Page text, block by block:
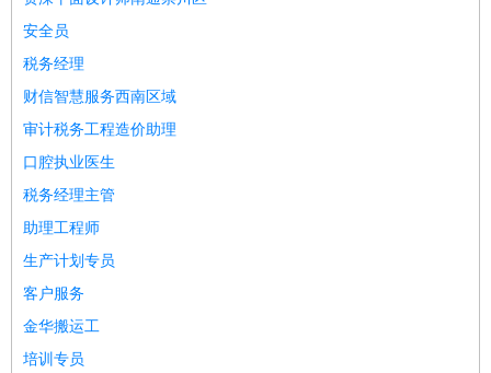
安全员
税务经理
财信智慧服务西南区域
审计税务工程造价助理
口腔执业医生
税务经理主管
助理工程师
生产计划专员
客户服务
金华搬运工
培训专员